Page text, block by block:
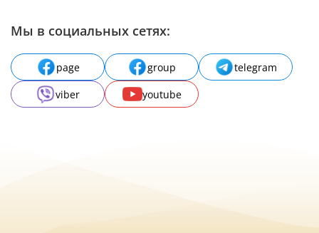
Мы в социальных сетях:
page group
telegram
viber
youtube